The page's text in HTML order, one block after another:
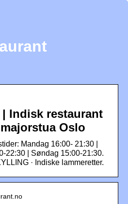
Indisk restaurant
Oslo
Mandag 16:00- 21:30 |
22:30 | Søndag 15:00-21:30.
· Indiske lammeretter.